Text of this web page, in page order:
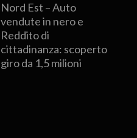
Nord Est – Auto
vendute in nero e
Reddito di
cittadinanza: scoperto
giro da 1,5 milioni